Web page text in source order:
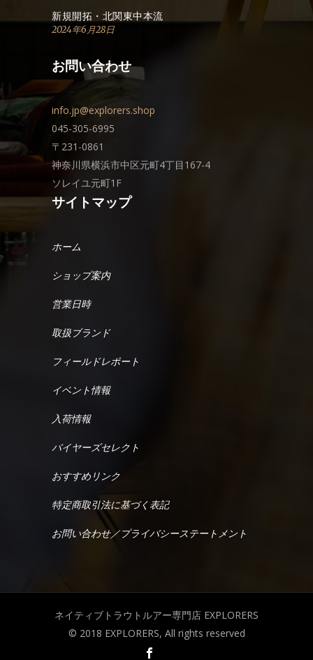
新規開拓・北関東中本流
2024年6月28日
お問い合わせ
info.jp@explorers.shop
045-305-6995
〒231-0861
神奈川県横浜市中区元町4丁目167-4
ソレイユ元町1F
サイトマップ
ホーム
ショップ案内
営業日時
取扱ブランド
フィールドレポート
イベント情報
入荷情報
バイヤーズセレクト
おすすめリンク
特定商取引法に基づく表記
お問い合わせ／プライバシーステートメント
ネイティブトラウトルアー専門店 EXPLORERS
© 2018 EXPLORERS, All rights reserved